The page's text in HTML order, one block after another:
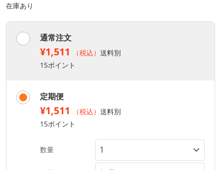
在庫あり
通常注文
¥1,511 （税込） 送料別
15ポイント
定期便
¥1,511 （税込） 送料別
15ポイント
数量